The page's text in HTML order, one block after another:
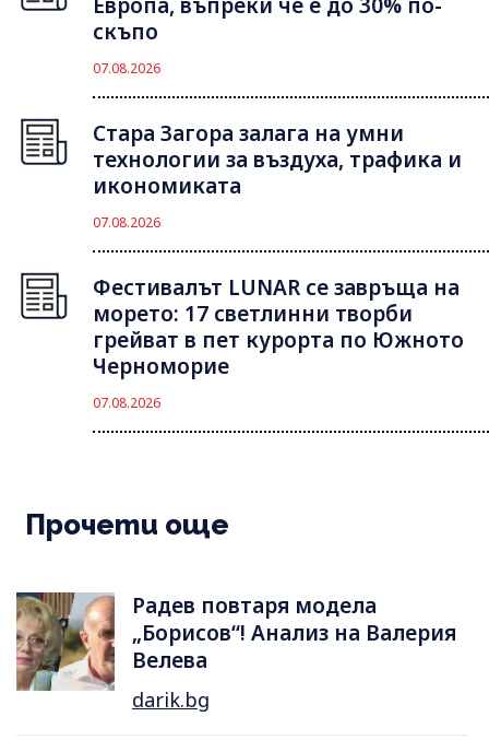
скъпо
07.08.2026
Стара Загора залага на умни
технологии за въздуха, трафика и
икономиката
07.08.2026
Фестивалът LUNAR се завръща на
морето: 17 светлинни творби
грейват в пет курорта по Южното
Черноморие
07.08.2026
Прочети още
Радев повтаря модела
„Борисов“! Анализ на Валерия
Велева
darik.bg